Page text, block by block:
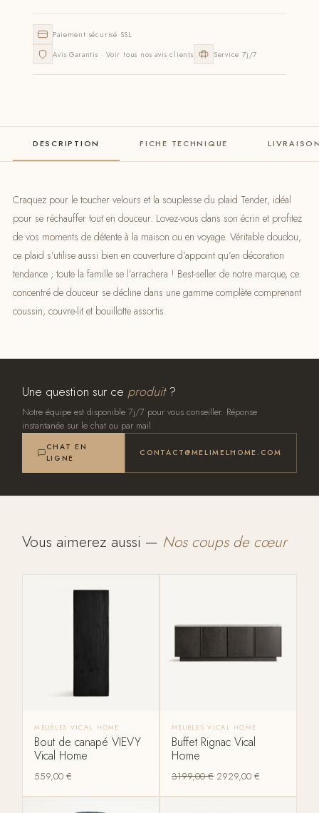
Paiement sécurisé SSL
Avis Garantis · Voir tous nos avis clients
Service 7j/7
DESCRIPTION FICHE TECHNIQUE
Craquez pour le toucher velours et la souplesse du plaid Tender, idéal
pour se réchauffer tout en douceur. Lovez-vous dans son écrin et profitez
de vos moments de détente à la maison ou en voyage. Véritable doudou,
ce plaid s’utilise aussi bien en couverture d’appoint qu’en décoration
tendance ; toute la famille se l’arrachera ! Best-seller de notre marque, ce
concentré de douceur se décline dans une gamme complète comprenant
coussin, couvre-lit et bouillotte assortis.
Une question sur ce produit?
Notre équipe est disponible 7j/7 pour vous conseiller. Réponse
instantanée sur le chat ou par mail.
CHAT EN
LIGNE
CONTACT@MELIMELHOME.COM
Vous aimerez aussi — Nos coups de cœur
MEUBLES VICAL HOME
Bout de canapé VIEVY
Vical Home
559,00€
MEUBLES VICAL HOME
Buffet Rignac Vical
Home
3199,00€ 2929,00 €